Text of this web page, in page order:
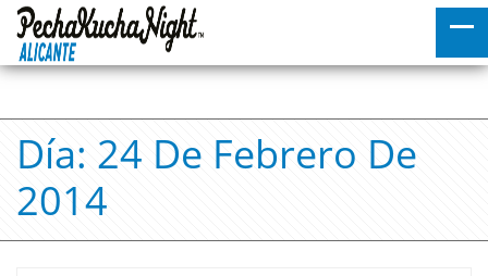
Día: 24 De Febrero De
2014